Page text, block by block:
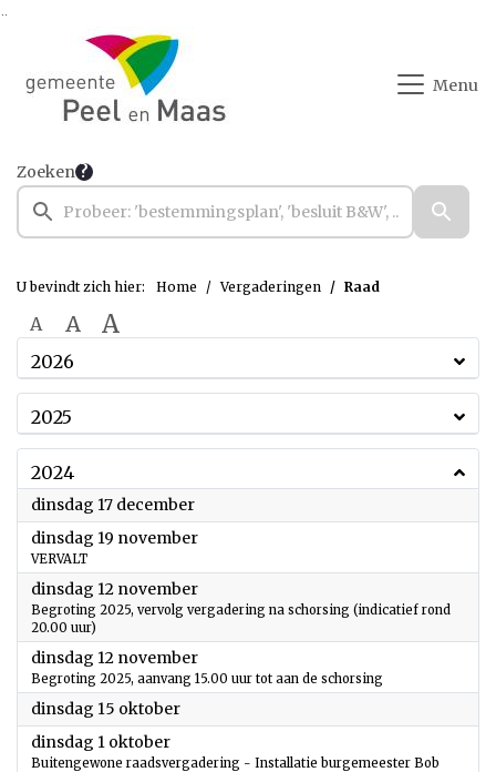
Ga naar de inhoud van deze pagina
Menu
Zoeken
U bevindt zich hier: Home Vergaderingen Raad
A A A
2026
2025
2024
dinsdag 17 december2024
dinsdag 19 november2024
VERVALT
dinsdag 12 november2024
Begroting 2025, vervolg vergadering na schorsing (indicatief rond
20.00 uur)
dinsdag 12 november2024
Begroting 2025, aanvang 15.00 uur tot aan de schorsing
dinsdag 15 oktober2024
dinsdag 1 oktober2024
Buitengewone raadsvergadering - Installatie burgemeester Bob